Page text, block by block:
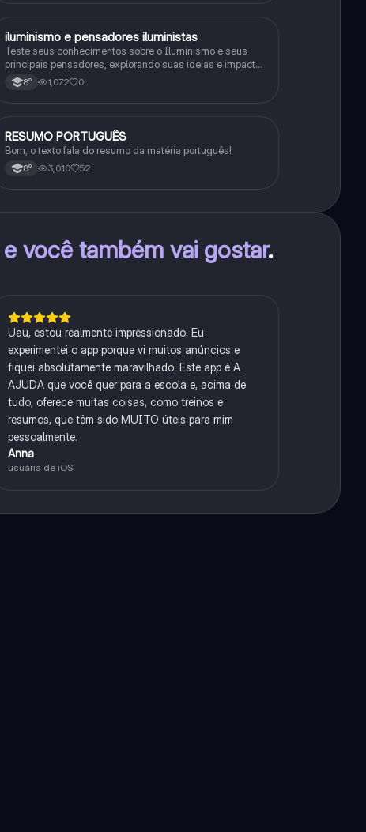
História
iluminismo e pensadores iluministas
Teste seus conhecimentos sobre o Iluminismo e seus
principais pensadores, explorando suas ideias e impacto
histórico.
8° 1,072 0
Português
RESUMO PORTUGUÊS
Bom, o texto fala do resumo da matéria português!
8° 3,010 52
e você também vai gostar.
Uau, estou realmente impressionado. Eu
experimentei o app porque vi muitos anúncios e
fiquei absolutamente maravilhado. Este app é A
AJUDA que você quer para a escola e, acima de
tudo, oferece muitas coisas, como treinos e
resumos, que têm sido MUITO úteis para mim
pessoalmente.
Anna
usuária de iOS